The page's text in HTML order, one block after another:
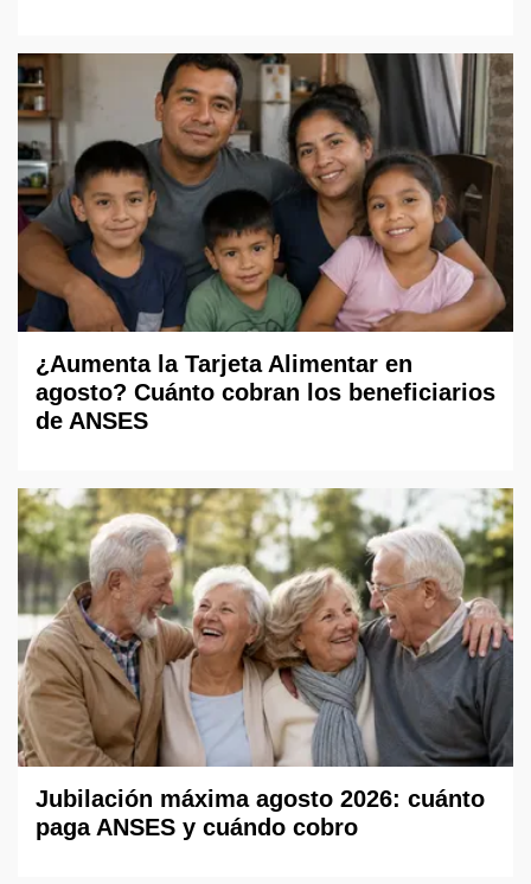
¿Aumenta la Tarjeta Alimentar en
agosto? Cuánto cobran los beneficiarios
de ANSES
Jubilación máxima agosto 2026: cuánto
paga ANSES y cuándo cobro